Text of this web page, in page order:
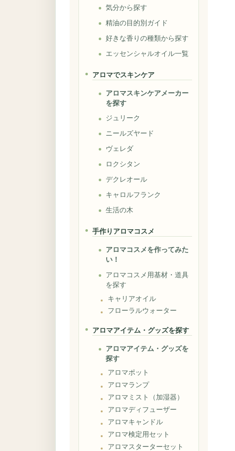
気分から探す
精油の目的別ガイド
好きな香りの種類から探す
エッセンシャルオイル一覧
アロマでスキンケア
アロマスキンケアメーカー
を探す
ジュリーク
ニールズヤード
ヴェレダ
ロクシタン
デクレオール
キャロルフランク
生活の木
手作りアロマコスメ
アロマコスメを作ってみた
い！
アロマコスメ用基材・道具
を探す
キャリアオイル
フローラルウォーター
アロマアイテム・グッズを探す
アロマアイテム・グッズを
探す
アロマポット
アロマランプ
アロマミスト（加湿器）
アロマディフューザー
アロマキャンドル
アロマ検定用セット
アロマスターターセット